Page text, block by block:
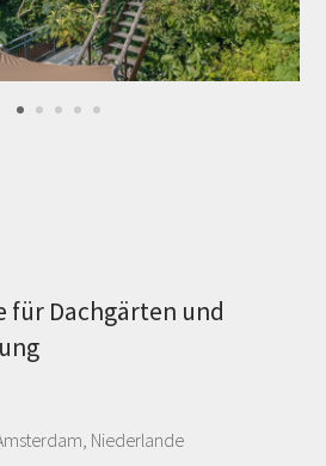
für Dachgärten und
Niederlande